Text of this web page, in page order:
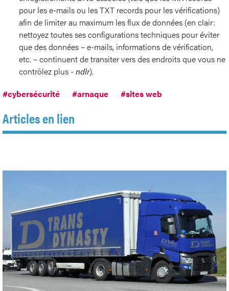
pour les e-mails ou les TXT records pour les vérifications)
afin de limiter au maximum les flux de données (en clair:
nettoyez toutes ses configurations techniques pour éviter
que des données – e-mails, informations de vérification,
etc. – continuent de transiter vers des endroits que vous ne
contrôlez plus - ndlr).
#cybersécurité
#arnaque #sites web
Articles en lien